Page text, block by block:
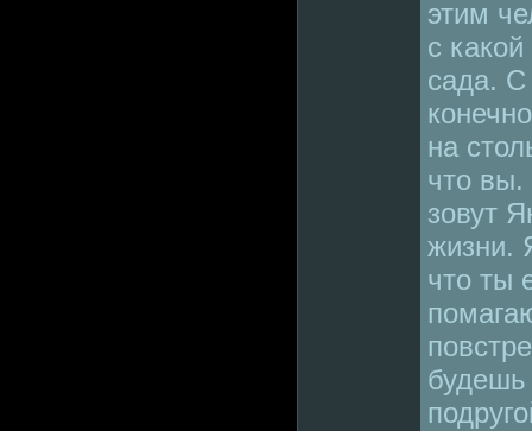
этим
с
сада.
на
что вы.
зовут
жизни.
что ты